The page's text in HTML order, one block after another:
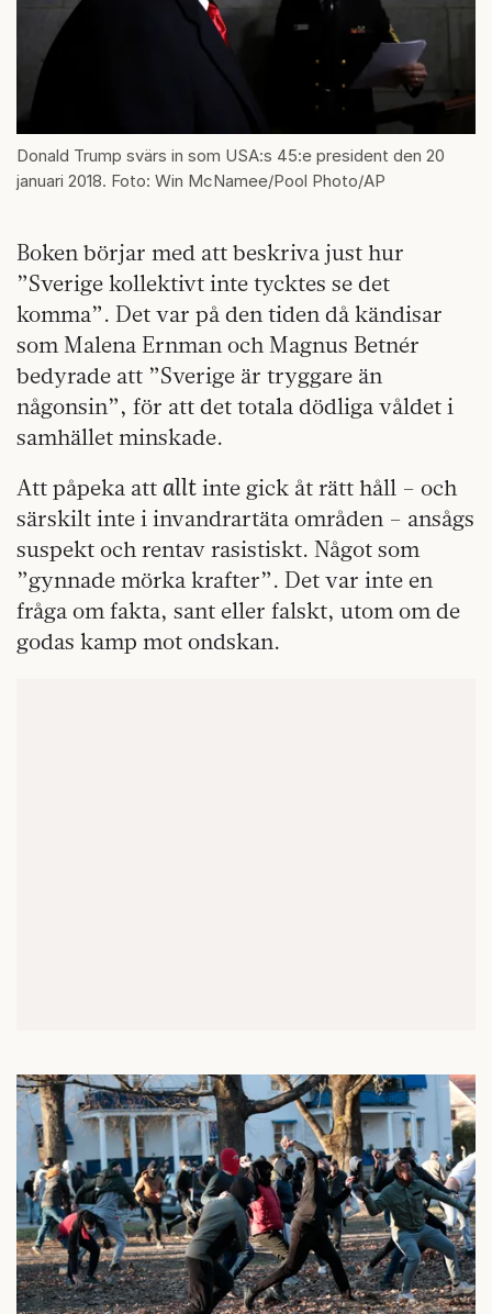
Donald Trump svärs in som USA:s 45:e president den 20
januari 2018. Foto: Win McNamee/Pool Photo/AP
Boken börjar med att beskriva just hur
”Sverige kollektivt inte tycktes se det
komma”. Det var på den tiden då kändisar
som Malena Ernman och Magnus Betnér
bedyrade att ”Sverige är tryggare än
någonsin”, för att det totala dödliga våldet i
samhället minskade.
Att påpeka att allt inte gick åt rätt håll – och
särskilt inte i invandrartäta områden – ansågs
suspekt och rentav rasistiskt. Något som
”gynnade mörka krafter”. Det var inte en
fråga om fakta, sant eller falskt, utom om de
godas kamp mot ondskan.